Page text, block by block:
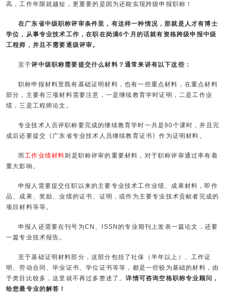
高，工作年限就越短，更重要的是因为还能实现跨级申报职称！
在广东省中级职称评审条件里，有这样一种情况，那就是人才有博士
学位，从事专业技术工作，在职在岗满6个月的话就有资格跨级申报中级
工程师，并且不需要逐级评审。
至于评中级职称需要提交什么材料？通常来讲有以下这些：
职称申报材料里既有基础证明材料，也有一些重点材料，在重点材料
部分，主要有三项材料需要注意，一是继续教育学时证明，二是工作业
绩，三是工程师论文。
专业技术人员评职称要完成的继续教育学时一共是90个课时，并且完
成后还要提交《广东省专业技术人员继续教育证书》作为证明材料。
而工作业绩材料则是职称评审的重要材料，对于职称评审通过率有着
重大影响。
申报人需要提交任职以来的主要专业技术工作业绩、成果材料，即作
品、成果、奖励、业绩的证书、证明，或作为主要专业技术贡献者完成的
项目材料等等。
申报人还需要在刊号为CN、ISSN的专业期刊上发表一篇论文，还要
一篇专业技术报告。
至于基础证明材料部分，这部分包括了社保（半年以上）、工作证
明、劳动合同、毕业证书、学位证书等等，都是一些较为基础的材料，由
于类目比较多，这里就不再过多赘述了。详情可咨询空格职称专业顾问，
给您最专业的解答！